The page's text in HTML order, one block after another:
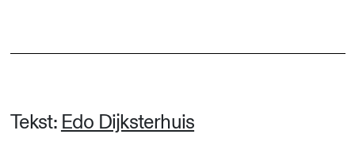
Tekst: Edo Dijksterhuis